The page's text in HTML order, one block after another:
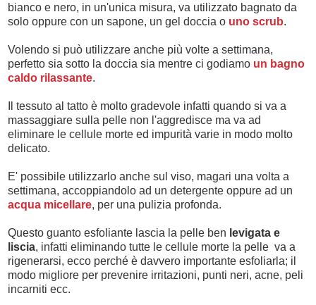
bianco e nero, in un'unica misura, va utilizzato bagnato da
solo oppure con un sapone, un gel doccia o uno scrub.
Volendo si può utilizzare anche più volte a settimana,
perfetto sia sotto la doccia sia mentre ci godiamo un bagno
caldo rilassante.
Il tessuto al tatto è molto gradevole infatti quando si va a
massaggiare sulla pelle non l'aggredisce ma va ad
eliminare le cellule morte ed impurità varie in modo molto
delicato.
E' possibile utilizzarlo anche sul viso, magari una volta a
settimana, accoppiandolo ad un detergente oppure ad un
acqua micellare, per una pulizia profonda.
Questo guanto esfoliante lascia la pelle ben levigata e
liscia, infatti eliminando tutte le cellule morte la pelle va a
rigenerarsi, ecco perché è davvero importante esfoliarla; il
modo migliore per prevenire irritazioni, punti neri, acne, peli
incarniti ecc.